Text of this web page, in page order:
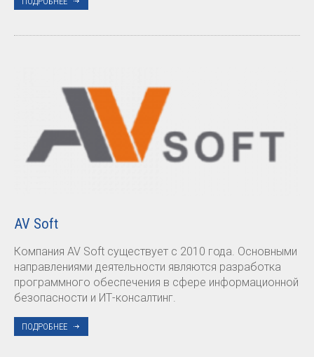
AV Soft
Компания AV Soft существует с 2010 года. Основными
направлениями деятельности являются разработка
программного обеспечения в сфере информационной
безопасности и ИТ-консалтинг.
ПОДРОБНЕЕ